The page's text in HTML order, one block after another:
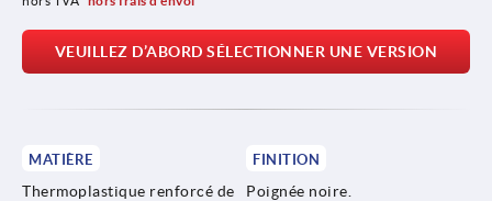
VEUILLEZ D’ABORD SÉLECTIONNER UNE VERSION
MATIÈRE
Thermoplastique renforcé de
FINITION
Poignée noire.